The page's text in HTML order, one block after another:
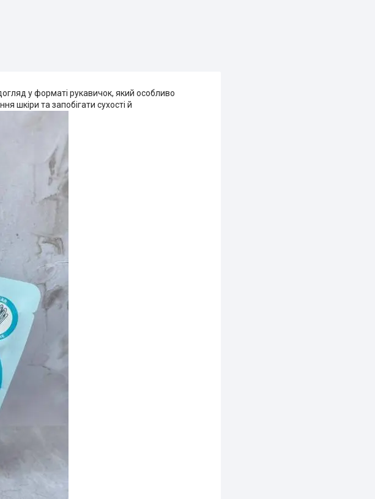
у форматі рукавичок, який особливо
шкіри та запобігати сухості й